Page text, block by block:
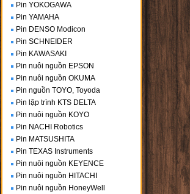
Pin YOKOGAWA
Pin YAMAHA
Pin DENSO Modicon
Pin SCHNEIDER
Pin KAWASAKI
Pin nuôi nguồn EPSON
Pin nuôi nguồn OKUMA
Pin nguồn TOYO, Toyoda
Pin lập trình KTS DELTA
Pin nuôi nguồn KOYO
Pin NACHI Robotics
Pin MATSUSHITA
Pin TEXAS Instruments
Pin nuôi nguồn KEYENCE
Pin nuôi nguồn HITACHI
Pin nuôi nguồn HoneyWell